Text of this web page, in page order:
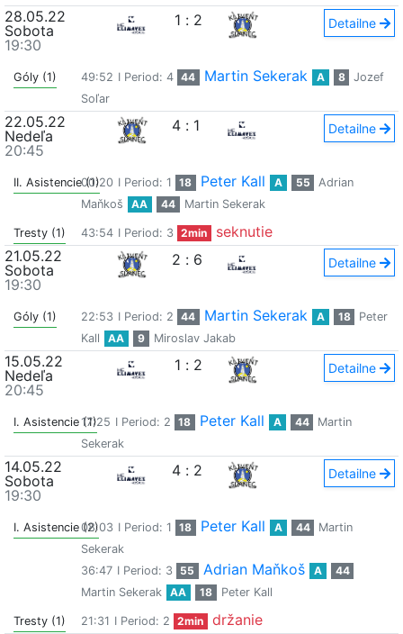
28.05.22
Sobota
19:30
1 : 2 Detailne
Góly (1) 49:52 I Period: 4 44 Martin Sekerak A 8
Jozef
Soľar
22.05.22
Nedeľa
20:45
4 : 1 Detailne
II. Asistencie (1)
00:20 I Period: 1 18 Peter Kall A 55
Adrian
Maňkoš
AA 44 Martin Sekerak
Tresty (1) 43:54 I Period: 3 2min
seknutie
21.05.22
Sobota
19:30
2 : 6 Detailne
Góly (1) 22:53 I Period: 2 44 Martin Sekerak A 18
Peter
Kall
AA 9 Miroslav Jakab
15.05.22
Nedeľa
20:45
1 : 2 Detailne
I. Asistencie (1)17:25 I Period: 2 18 Peter Kall A 44
Martin
Sekerak
14.05.22
Sobota
19:30
4 : 2 Detailne
I. Asistencie (2)08:03 I Period: 1 18 Peter Kall A 44
Martin
Sekerak
36:47 I Period: 3 55 Adrian Maňkoš A
44
Martin Sekerak
AA 18 Peter Kall
Tresty (1) 21:31 I Period: 2 2min
držanie